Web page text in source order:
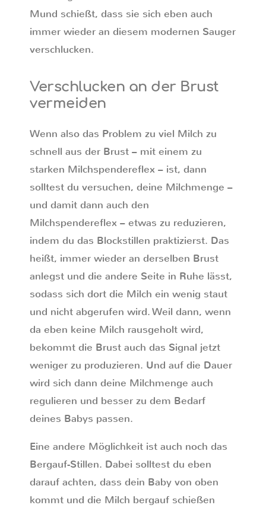
Mund schießt, dass sie sich eben auch
immer wieder an diesem modernen Sauger
verschlucken.
Verschlucken an der Brust
vermeiden
Wenn also das Problem zu viel Milch zu
schnell aus der Brust – mit einem zu
starken Milchspendereflex – ist, dann
solltest du versuchen, deine Milchmenge –
und damit dann auch den
Milchspendereflex – etwas zu reduzieren,
indem du das Blockstillen praktizierst. Das
heißt, immer wieder an derselben Brust
anlegst und die andere Seite in Ruhe lässt,
sodass sich dort die Milch ein wenig staut
und nicht abgerufen wird. Weil dann, wenn
da eben keine Milch rausgeholt wird,
bekommt die Brust auch das Signal jetzt
weniger zu produzieren. Und auf die Dauer
wird sich dann deine Milchmenge auch
regulieren und besser zu dem Bedarf
deines Babys passen.
Eine andere Möglichkeit ist auch noch das
Bergauf-Stillen. Dabei solltest du eben
darauf achten, dass dein Baby von oben
kommt und die Milch bergauf schießen